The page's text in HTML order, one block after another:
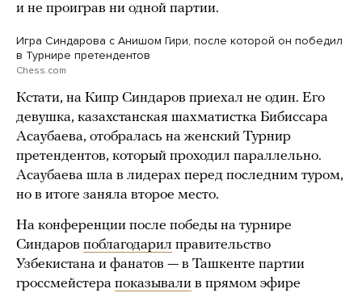
и не проиграв ни одной партии.
Игра Синдарова с Анишом Гири, после которой он победил
в Турнире претендентов
Chess.com
Кстати, на Кипр Синдаров приехал не один. Его
девушка, казахстанская шахматистка Бибиссара
Асаубаева, отобралась на женский Турнир
претендентов, который проходил параллельно.
Асаубаева шла в лидерах перед последним туром,
но в итоге заняла второе место.
На конференции после победы на турнире
Синдаров поблагодарил правительство
Узбекистана и фанатов — в Ташкенте партии
гроссмейстера показывали в прямом эфире